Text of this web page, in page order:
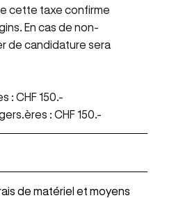
cette taxe confirme
En cas de non-
de candidature sera
: CHF 150.-
: CHF 150.-
de matériel et moyens